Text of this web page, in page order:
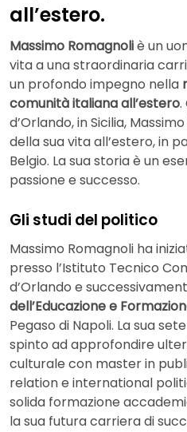
all’estero.
Massimo Romagnoliè un
vita a una straordinaria
un profondo impegno nella
comunità italiana all’estero.
d’Orlando, in Sicilia,
della sua vita all’estero, in
Belgio. La sua storia è un
passione e successo.
Gli studi del politico
Massimo Romagnoli ha
presso l’Istituto Tecnico
d’Orlando e
dell’Educazione e
Pegaso di Napoli. La sua
spinto ad approfondire
culturale con master in
relation e international
solida formazione
la sua futura carriera di